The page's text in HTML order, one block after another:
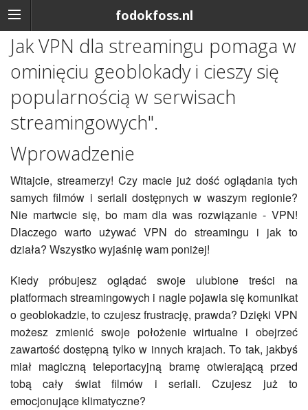
fodokfoss.nl
Jak VPN dla streamingu pomaga w
ominięciu geoblokady i cieszy się
popularnością w serwisach
streamingowych".
Wprowadzenie
Witajcie, streamerzy! Czy macie już dość oglądania tych
samych filmów i seriali dostępnych w waszym regionie?
Nie martwcie się, bo mam dla was rozwiązanie - VPN!
Dlaczego warto używać VPN do streamingu i jak to
działa? Wszystko wyjaśnię wam poniżej!
Kiedy próbujesz oglądać swoje ulubione treści na
platformach streamingowych i nagle pojawia się komunikat
o geoblokadzie, to czujesz frustrację, prawda? Dzięki VPN
możesz zmienić swoje położenie wirtualne i obejrzeć
zawartość dostępną tylko w innych krajach. To tak, jakbyś
miał magiczną teleportacyjną bramę otwierającą przed
tobą cały świat filmów i seriali. Czujesz już to
emocjonujące klimatyczne?